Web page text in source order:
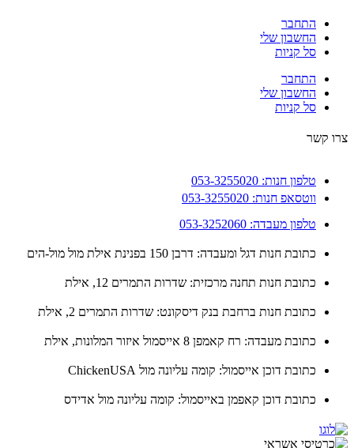
התחבר
החשבון שלי
סל קניות
התחבר
החשבון שלי
סל קניות
קשר
טלפון חנות: 053-3255020
ווטסאפ חנות: 053-3255020
טלפון מעבדה: 053-3252060
כתובת חנות דגל ומעבדה: דרבן 150 בפנינת אילת מול מול-הים
כתובת חנות תחנה מרכזית: שדרות התמרים 12, אילת
כתובת חנות ברחבת בנק דיסקונט: שדרות התמרים 2, אילת
כתובת מעבדה: רח קאמפן 8 אייסמול איזור המלונות, אילת
כתובת דוכן אייסמול: קומה עליונה מול ChickenUSA
כתובת דוכן קאפמן באייסמול: קומה עליונה מול אדידס